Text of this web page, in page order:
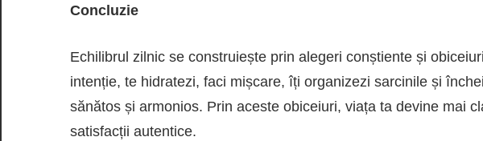
Concluzie
Echilibrul zilnic se construiește prin alegeri conștiente și
intenție, te hidratezi, faci mișcare, îți organizezi sarcinile și
sănătos și armonios. Prin aceste obiceiuri, viața ta devine mai
satisfacții autentice.